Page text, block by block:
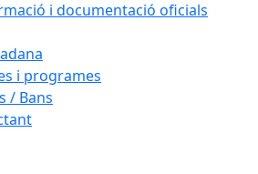
i documentació oficials
i programes
/ Bans